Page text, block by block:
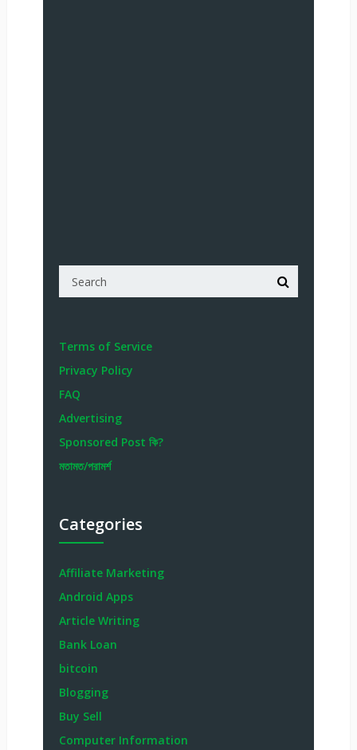
Terms of Service
Privacy Policy
FAQ
Advertising
Sponsored Post কি?
মতামত/পরামর্শ
Categories
Affiliate Marketing
Android Apps
Article Writing
Bank Loan
bitcoin
Blogging
Buy Sell
Computer Information